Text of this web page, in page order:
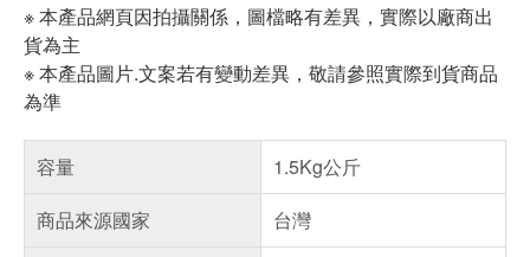
※ 本產品網頁因拍攝關係，圖檔略有差異，實際以廠商出
貨為主
※ 本產品圖片.文案若有變動差異，敬請參照實際到貨商品
為準
容量
1.5Kg公斤
商品來源國家
台灣